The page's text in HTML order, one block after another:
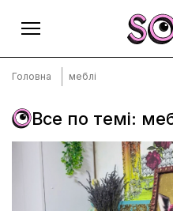
Головна
Тексти
Спецпроєкти
Головна меблі
Все по темі: